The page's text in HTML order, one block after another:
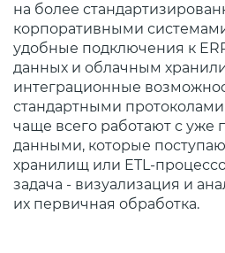
на более
корпоративными
удобные подключения к
данных и облачным
интеграционные
стандартными
чаще всего работают с уже
данными, которые
хранилищ или ETL-
задача - визуализация и
их первичная обработка.